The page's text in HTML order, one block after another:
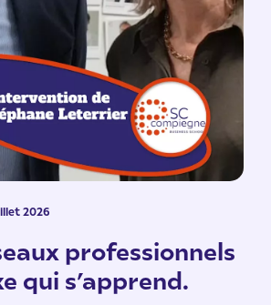
2026
professionnels
qui s’apprend.